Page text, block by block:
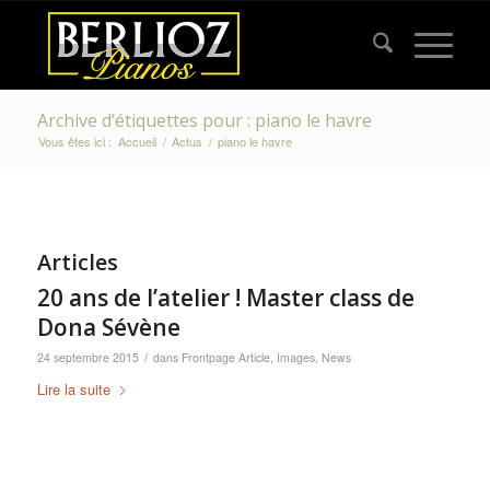
Archive d’étiquettes pour : piano le havre
Vous êtes ici : Accueil / Actus / piano le havre
Articles
20 ans de l’atelier ! Master class de
Dona Sévène
24 septembre 2015 / dans Frontpage Article, Images, News
Lire la suite